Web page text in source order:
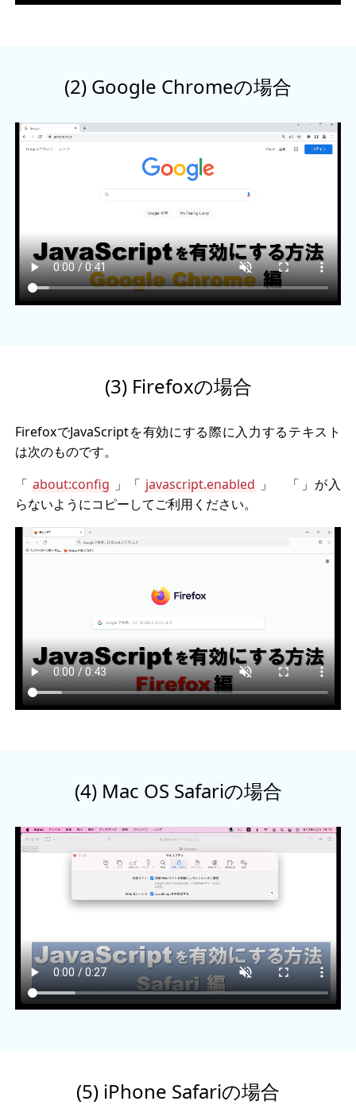
(2) Google Chromeの場合
(3) Firefoxの場合
FirefoxでJavaScriptを有効にする際に入力するテキスト
は次のものです。
「 about:config 」「 javascript.enabled 」 「」が入
らないようにコピーしてご利用ください。
(4) Mac OS Safariの場合
(5) iPhone Safariの場合